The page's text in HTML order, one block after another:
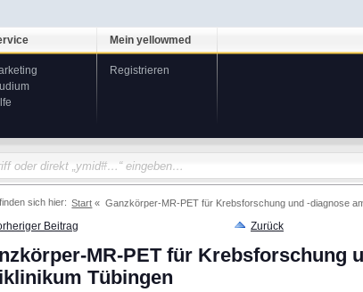
Mein yellowmed
Registrieren
sich hier: Start Ganzkörper-MR-PET für Krebsforschung und -diagnose
Beitrag Zurück
MR-PET für Krebsforschung
Tübingen